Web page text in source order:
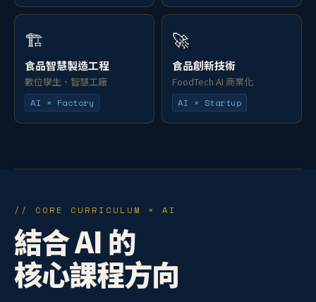
🏗️
食品智慧製造工程
數位孿生、智慧工廠
AI × Factory
🚀
食品創新技術
FoodTech AI 商業化
AI × Startup
// CORE CURRICULUM × AI
結合 AI 的
核心課程方向